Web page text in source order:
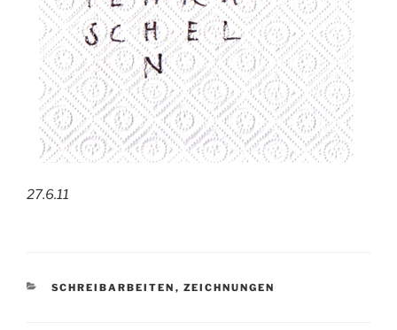
27.6.11
KATEGORIEN
SCHREIBARBEITEN , ZEICHNUNGEN